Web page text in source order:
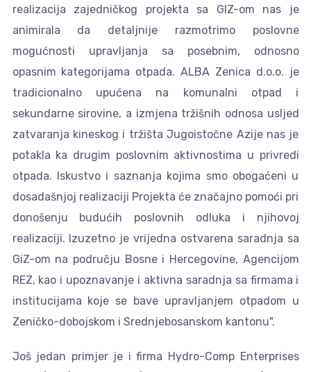
realizacija zajedničkog projekta sa GIZ-om nas je
animirala da detaljnije razmotrimo poslovne
mogućnosti upravljanja sa posebnim, odnosno
opasnim kategorijama otpada. ALBA Zenica d.o.o. je
tradicionalno upućena na komunalni otpad i
sekundarne sirovine, a izmjena tržišnih odnosa usljed
zatvaranja kineskog i tržišta Jugoistočne Azije nas je
potakla ka drugim poslovnim aktivnostima u privredi
otpada. Iskustvo i saznanja kojima smo obogaćeni u
dosadašnjoj realizaciji Projekta će značajno pomoći pri
donošenju budućih poslovnih odluka i njihovoj
realizaciji. Izuzetno je vrijedna ostvarena saradnja sa
GiZ-om na području Bosne i Hercegovine, Agencijom
REZ, kao i upoznavanje i aktivna saradnja sa firmama i
institucijama koje se bave upravljanjem otpadom u
Zeničko-dobojskom i Srednjebosanskom kantonu".
Još jedan primjer je i firma Hydro-Comp Enterprises